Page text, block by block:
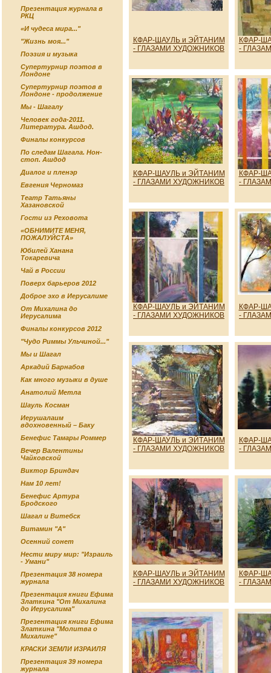
Презентация журнала в
РКЦ
«И чудеса мира..."
"Жизнь моя..."
Поэзия и музыка
Супертурнир поэтов в
Лондоне
Супертурнир поэтов в
Лондоне - продолжение
Мы - Шагалу
Человек года-2011.
Литература. Ашдод.
Финалы конкурсов
По следам Шагала. Нон-
стоп. Ашдод
Диалог и пленэр
Евгения Черномаз
Театр Татьяны
Хазановской
Гости из Реховота
«ОБНИМИТЕ МЕНЯ,
ПОЖАЛУЙСТА»
Юбилей Ханана
Токаревича
Чай в России
Поверх барьеров 2012
Доброе эхо в Иерусалиме
От Михалина до
Иерусалима
Финалы конкурсов 2012
"Чудо Риммы Ульчиной..."
Мы и Шагал
Аркадий Барнабов
Как много музыки в душе
Анатолий Метла
Шауль Косман
Иерушалаим
вдохновенный – Баку
Бенефис Тамары Роммер
Вечер Валентины
Чайковской
Виктор Бриндач
Нам 10 лет!
Бенефис Артура
Бродского
Шагал и Витебск
Витамин "А"
Осенний сонет
Нести миру мир: "Израиль
- Умани"
Презентация 38 номера
журнала
Презентация книги Ефима
Златкина "От Михалина
до Иерусалима"
Презентация книги Ефима
Златкина "Молитва о
Михалине"
КРАСКИ ЗЕМЛИ ИЗРАИЛЯ
Презентация 39 номера
журнала
КФАР-ШАУЛЬ и ЭЙТАНИМ
- ГЛАЗАМИ ХУДОЖНИКОВ
КФАР-
-
КФАР-ШАУЛЬ и ЭЙТАНИМ
- ГЛАЗАМИ ХУДОЖНИКОВ
КФАР-
-
КФАР-ШАУЛЬ и ЭЙТАНИМ
- ГЛАЗАМИ ХУДОЖНИКОВ
КФАР-
-
КФАР-ШАУЛЬ и ЭЙТАНИМ
- ГЛАЗАМИ ХУДОЖНИКОВ
КФАР-
-
КФАР-ШАУЛЬ и ЭЙТАНИМ
- ГЛАЗАМИ ХУДОЖНИКОВ
КФАР-
-